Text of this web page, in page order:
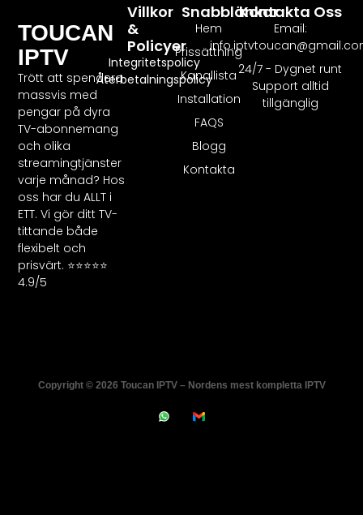
TOUCAN
IPTV
Trött att spendera
massvis med
pengar på dyra
TV-abonnemang
och olika
streamingtjänster
varje månad? Hos
oss har du ALLT i
ETT. Vi gör ditt TV-
tittande både
flexibelt och
prisvärt. ⭐⭐⭐⭐⭐
4.9/5
Snabblänkar
Hem
Prissättning
Kanallista
Installation
FAQS
Blogg
Kontakta
Villkor
&
Policyer
Integritetspolicy
Återbetalningspolicy
Kontakta Oss
Email:
24/7 - Dygnet runt
Support alltid
tillgänglig
Copyright © 2026 Toucan IPTV – Nordens mest kompletta IPTV